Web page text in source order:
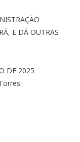
E DÁ OUTRAS
DE 2025